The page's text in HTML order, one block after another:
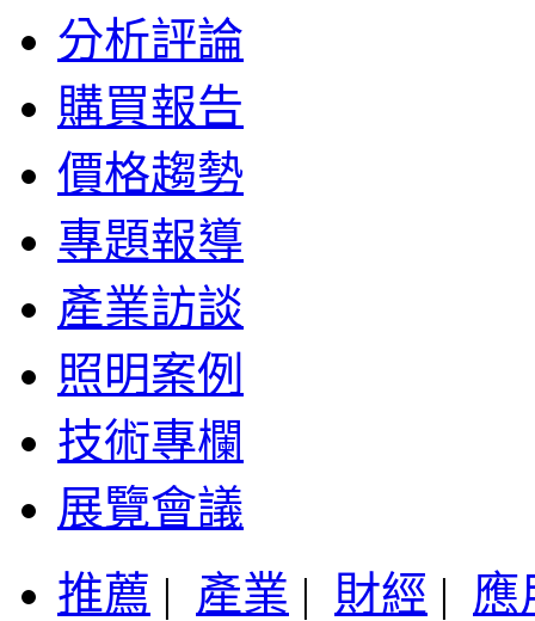
分析評論
購買報告
價格趨勢
專題報導
產業訪談
照明案例
技術專欄
展覽會議
推薦 | 產業 | 財經 | 應